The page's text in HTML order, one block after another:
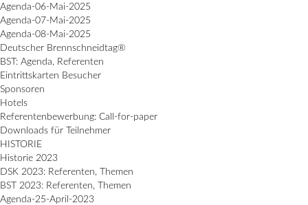
Agenda-06-Mai-2025
Agenda-07-Mai-2025
Agenda-08-Mai-2025
Deutscher Brennschneidtag®
BST: Agenda, Referenten
Eintrittskarten Besucher
Sponsoren
Hotels
Referentenbewerbung: Call-for-paper
Downloads für Teilnehmer
HISTORIE
Historie 2023
DSK 2023: Referenten, Themen
BST 2023: Referenten, Themen
Agenda-25-April-2023